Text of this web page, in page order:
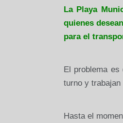
La Playa
quienes
para el
El problema
turno y
Hasta el